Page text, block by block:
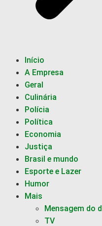
Início
A Empresa
Geral
Culinária
Polícia
Política
Economia
Justiça
Brasil e mundo
Esporte e Lazer
Humor
Mais
Mensagem do
TV